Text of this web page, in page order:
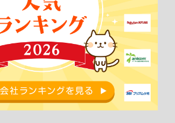
引き離し、どちらかを別の部屋に移してく
てもすぐにけんかを再開しそうなときは、
せないように別々の部屋で過ごさせましょ
ルールを作る